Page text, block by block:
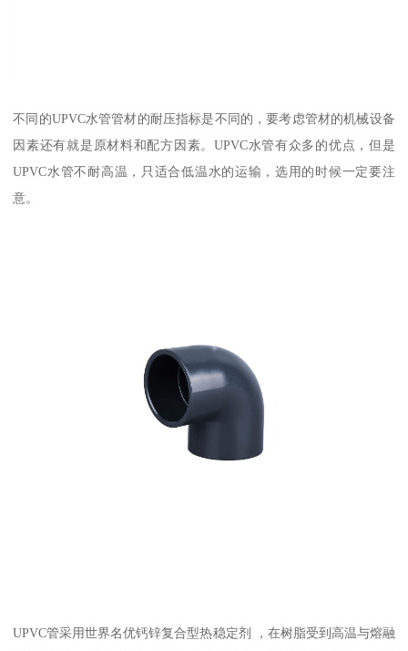
不同的UPVC水管管材的耐压指标是不同的，要考虑管材的机械设备
因素还有就是原材料和配方因素。UPVC水管有众多的优点，但是
UPVC水管不耐高温，只适合低温水的运输，选用的时候一定要注
意。
UPVC管采用世界名优钙锌复合型热稳定剂 ，在树脂受到高温与熔融